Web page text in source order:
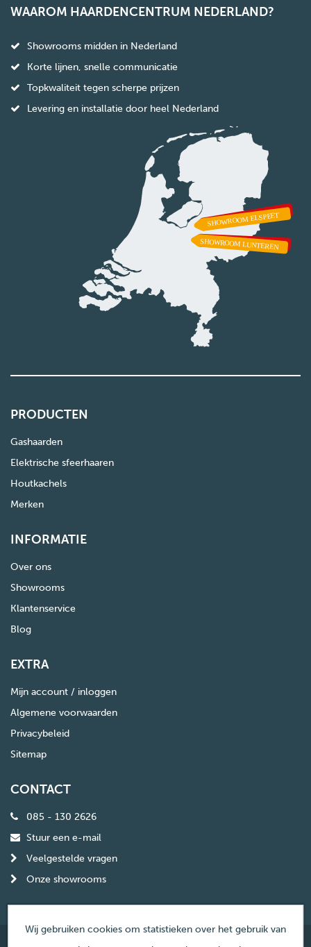
WAAROM HAARDENCENTRUM NEDERLAND?
Showrooms midden in Nederland
Korte lijnen, snelle communicatie
Topkwaliteit tegen scherpe prijzen
Levering en installatie door heel Nederland
PRODUCTEN
Gashaarden
Elektrische sfeerhaaren
Houtkachels
Merken
INFORMATIE
Over ons
Showrooms
Klantenservice
Blog
EXTRA
Mijn account / inloggen
Algemene voorwaarden
Privacybeleid
Sitemap
CONTACT
085 - 130 2626
Stuur een e-mail
Veelgestelde vragen
Onze showrooms
Wij gebruiken cookies om statistieken over het gebruik van